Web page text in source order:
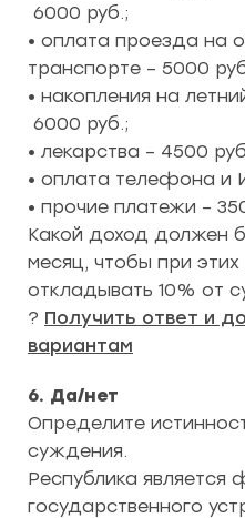
6000 руб.;
• оплата проезда на
транспорте – 5000
• накопления на
6000 руб.;
• лекарства – 4500
• оплата телефона и
• прочие платежи –
Какой доход должен
месяц, чтобы при
откладывать 10% от
? Получить ответ и
вариантам
6. Да/нет
Определите
суждения.
Республика является
государственного